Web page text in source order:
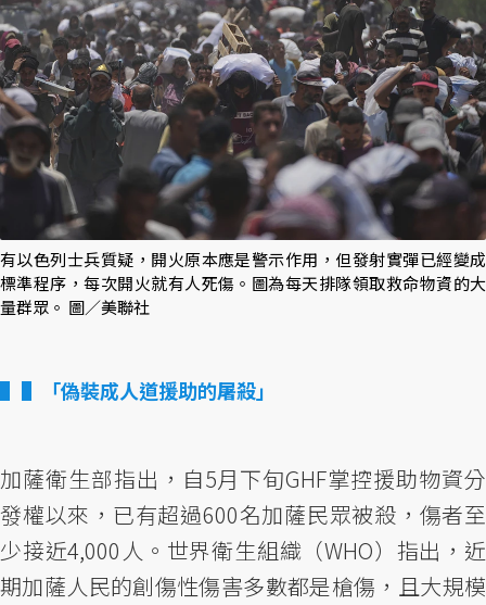
有以色列士兵質疑，開火原本應是警示作用，但發射實彈已經變成
標準程序，每次開火就有人死傷。圖為每天排隊領取救命物資的大
量群眾。 圖／美聯社
▌「偽裝成人道援助的屠殺」
加薩衛生部指出，自5月下旬GHF掌控援助物資分
發權以來，已有超過600名加薩民眾被殺，傷者至
少接近4,000人。世界衛生組織（WHO）指出，近
期加薩人民的創傷性傷害多數都是槍傷，且大規模